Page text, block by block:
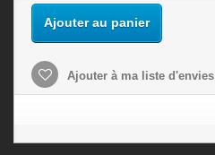
Ajouter au panier
Ajouter à ma liste d'envies